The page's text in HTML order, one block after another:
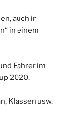
auch in
in einem
Fahrer im
2020.
Klassen usw.